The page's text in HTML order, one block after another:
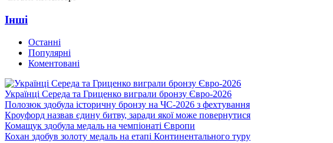
Інші
Останні
Популярні
Коментовані
Українці Середа та Гриценко виграли бронзу Євро-2026
Полозюк здобула історичну бронзу на ЧС-2026 з фехтування
Кроуфорд назвав єдину битву, заради якої може повернутися
Комащук здобула медаль на чемпіонаті Європи
Кохан здобув золоту медаль на етапі Континентального туру